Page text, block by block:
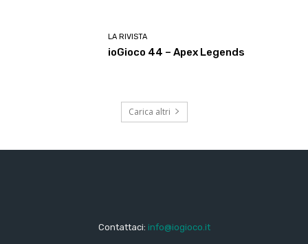
LA RIVISTA
ioGioco 44 – Apex Legends
Carica altri
Contattaci: info@iogioco.it